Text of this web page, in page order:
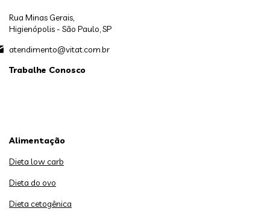
Rua Minas Gerais,
Higienópolis - São Paulo, SP
atendimento@vitat.com.br
Trabalhe Conosco
Alimentação
Dieta low carb
Dieta do ovo
Dieta cetogênica